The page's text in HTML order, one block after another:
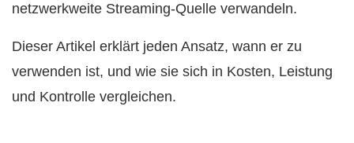
netzwerkweite Streaming-Quelle verwandeln.
Dieser Artikel erklärt jeden Ansatz, wann er zu
verwenden ist, und wie sie sich in Kosten, Leistung
und Kontrolle vergleichen.